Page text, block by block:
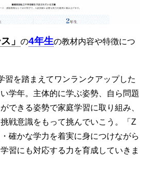
」 の4年生の教材内容や特徴につ
習を踏まえてワンランクアップした
学年。主体的に学ぶ姿勢、自ら問題
できる姿勢で家庭学習に取り組み、
戦意識をもって挑んでいこう。「Z
確かな学力を着実に身につけながら
習にも対応する力を育成していきま